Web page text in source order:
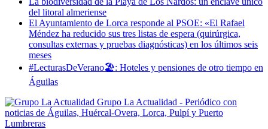
del litoral almeriense
El Ayuntamiento de Lorca responde al PSOE: «El Rafael
Méndez ha reducido sus tres listas de espera (quirúrgica,
consultas externas y pruebas diagnósticas) en los últimos seis
meses
#LecturasDeVerano🏖: Hoteles y pensiones de otro tiempo en
Águilas
Grupo La Actualidad - Periódico con
noticias de Águilas, Huércal-Overa, Lorca, Pulpí y Puerto
Lumbreras